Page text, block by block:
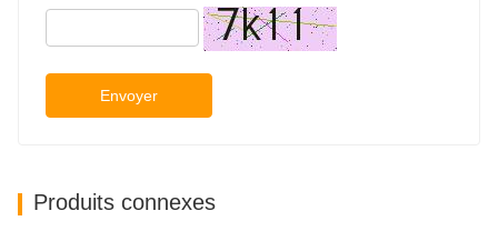
Envoyer
Produits connexes